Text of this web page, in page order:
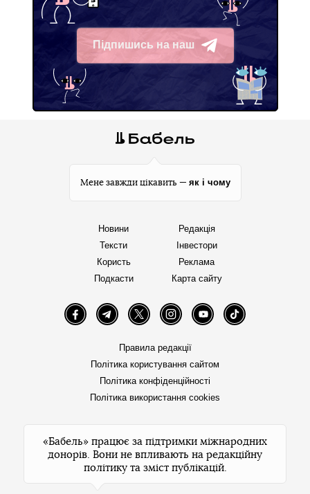
Підпишись на наш
Telegram
Мене завжди цікавить — як і чому
Новини
Тексти
Користь
Подкасти
Редакція
Інвестори
Реклама
Карта сайту
FacebookTelegramTwitter InstagramYouTube TikTok
Правила редакції
Політика користування сайтом
Політика конфіденційності
Політика використання cookies
«Бабель» працює за підтримки міжнародних
донорів. Вони не впливають на редакційну
політику та зміст публікацій.